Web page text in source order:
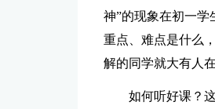
神”的现象在初一学
重点、难点是什么
解的同学就大有人在
如何听好课？